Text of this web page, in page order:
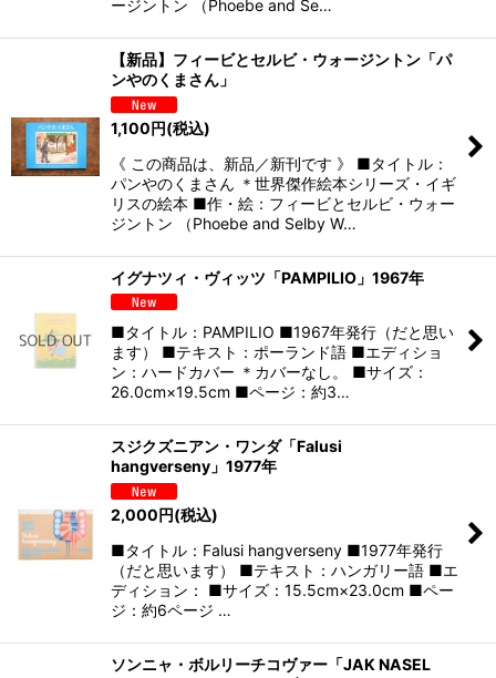
ージントン （Phoebe and Se…
【新品】フィービとセルビ・ウォージントン「パ
ンやのくまさん」
1,100円(税込)
《 この商品は、新品／新刊です 》 ■タイトル：
パンやのくまさん ＊世界傑作絵本シリーズ・イギ
リスの絵本 ■作・絵：フィービとセルビ・ウォー
ジントン （Phoebe and Selby W…
イグナツィ・ヴィッツ「PAMPILIO」1967年
■タイトル：PAMPILIO ■1967年発行（だと思い
ます） ■テキスト：ポーランド語 ■エディショ
ン：ハードカバー ＊カバーなし。 ■サイズ：
26.0cm×19.5cm ■ページ：約3…
スジクズニアン・ワンダ「Falusi
hangverseny」1977年
2,000円(税込)
■タイトル：Falusi hangverseny ■1977年発行
（だと思います） ■テキスト：ハンガリー語 ■エ
ディション： ■サイズ：15.5cm×23.0cm ■ペー
ジ：約6ページ …
ソンニャ・ボルリーチコヴァー「JAK NASEL